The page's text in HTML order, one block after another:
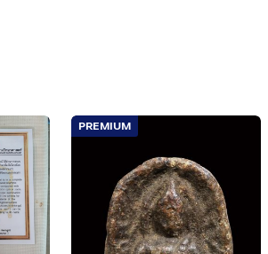
PREMIUM